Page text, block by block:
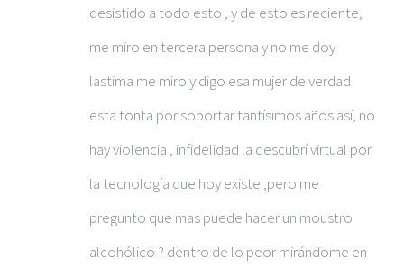
desistido a todo esto , y de esto es reciente,
me miro en tercera persona y no me doy
lastima me miro y digo esa mujer de verdad
esta tonta por soportar tantísimos años así, no
hay violencia , infidelidad la descubrí virtual por
la tecnología que hoy existe ,pero me
pregunto que mas puede hacer un moustro
alcohólico ? dentro de lo peor mirándome en